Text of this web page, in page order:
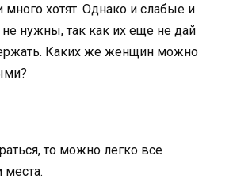
много хотят. Однако и слабые и
нужны, так как их еще не дай
Каких же женщин можно
то можно легко все
места.